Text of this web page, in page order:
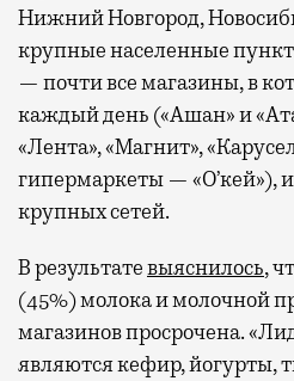
Нижний Новгород,
крупные населенные
— почти все магазины, в
каждый день («Ашан» и
«Лента», «Магнит»,
гипермаркеты — «О’кей»),
крупных сетей.
В результатевыяснилось,
(45%) молока и молочной
магазинов просрочена.
являются кефир, йогурты,